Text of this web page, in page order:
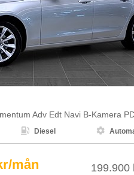
Adv Edt Navi B-Kamera
 Diesel 
mån 199.900